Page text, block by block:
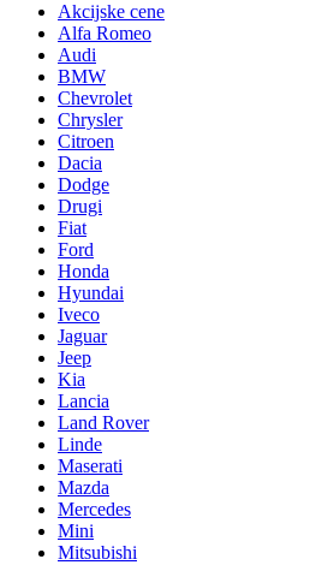
Akcijske cene
Alfa Romeo
Audi
BMW
Chevrolet
Chrysler
Citroen
Dacia
Dodge
Drugi
Fiat
Ford
Honda
Hyundai
Iveco
Jaguar
Jeep
Kia
Lancia
Land Rover
Linde
Maserati
Mazda
Mercedes
Mini
Mitsubishi